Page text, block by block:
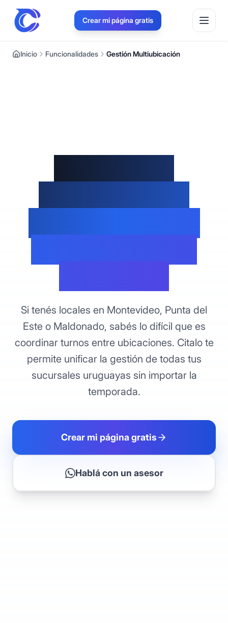
Crear mi página gratis
Inicio Funcionalidades Gestión Multiubicación
Si tenés locales en Montevideo, Punta del
Este o Maldonado, sabés lo difícil que es
coordinar turnos entre ubicaciones. Citalo te
permite unificar la gestión de todas tus
sucursales uruguayas sin importar la
temporada.
Crear mi página gratis
Hablá con un asesor